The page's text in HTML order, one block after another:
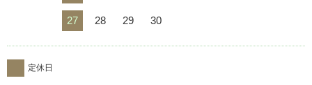
27 28 29 30
定休日